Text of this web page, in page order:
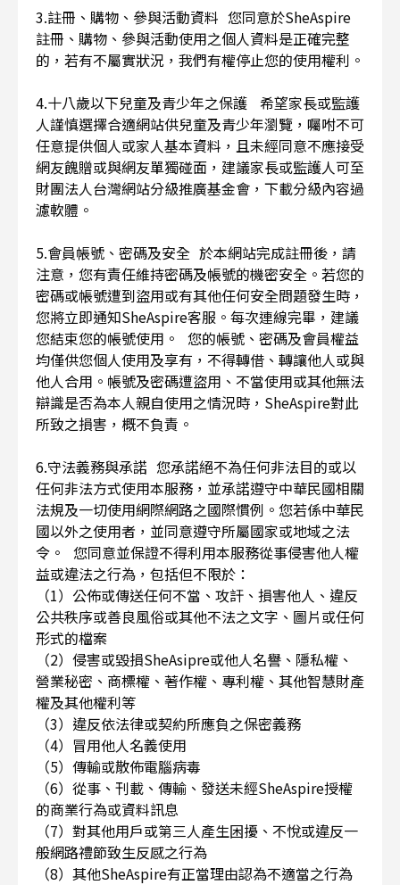
3.註冊、購物、參與活動資料 您同意於SheAspire
註冊、購物、參與活動使用之個人資料是正確完整
的，若有不屬實狀況，我們有權停止您的使用權利。
4.十八歲以下兒童及青少年之保護 希望家長或監護
人謹慎選擇合適網站供兒童及青少年瀏覽，囑咐不可
任意提供個人或家人基本資料，且未經同意不應接受
網友餽贈或與網友單獨碰面，建議家長或監護人可至
財團法人台灣網站分級推廣基金會，下載分級內容過
濾軟體。
5.會員帳號、密碼及安全 於本網站完成註冊後，請
注意，您有責任維持密碼及帳號的機密安全。若您的
密碼或帳號遭到盜用或有其他任何安全問題發生時，
您將立即通知SheAspire客服。每次連線完畢，建議
您結束您的帳號使用。 您的帳號、密碼及會員權益
均僅供您個人使用及享有，不得轉借、轉讓他人或與
他人合用。帳號及密碼遭盜用、不當使用或其他無法
辯識是否為本人親自使用之情況時，SheAspire對此
所致之損害，概不負責。
6.守法義務與承諾 您承諾絕不為任何非法目的或以
任何非法方式使用本服務，並承諾遵守中華民國相關
法規及一切使用網際網路之國際慣例。您若係中華民
國以外之使用者，並同意遵守所屬國家或地域之法
令。 您同意並保證不得利用本服務從事侵害他人權
益或違法之行為，包括但不限於：
（1）公佈或傳送任何不當、攻訐、損害他人、違反
公共秩序或善良風俗或其他不法之文字、圖片或任何
形式的檔案
（2）侵害或毀損SheAsipre或他人名譽、隱私權、
營業秘密、商標權、著作權、專利權、其他智慧財產
權及其他權利等
（3）違反依法律或契約所應負之保密義務
（4）冒用他人名義使用
（5）傳輸或散佈電腦病毒
（6）從事、刊載、傳輸、發送未經SheAspire授權
的商業行為或資料訊息
（7）對其他用戶或第三人產生困擾、不悅或違反一
般網路禮節致生反感之行為
（8）其他SheAspire有正當理由認為不適當之行為